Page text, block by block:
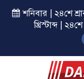
শনিবার | ২৪শে
খ্রিস্টাব্দ |